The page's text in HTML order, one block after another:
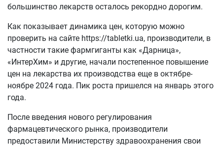
большинство лекарств осталось рекордно дорогим.
Как показывает динамика цен, которую можно
проверить на сайте https://tabletki.ua, производители, в
частности такие фармгиганты как «Дарница»,
«ИнтерХим» и другие, начали постепенное повышение
цен на лекарства их производства еще в октябре-
ноябре 2024 года. Пик роста пришелся на январь этого
года.
После введения нового регулирования
фармацевтического рынка, производители
предоставили Министерству здравоохранения свои